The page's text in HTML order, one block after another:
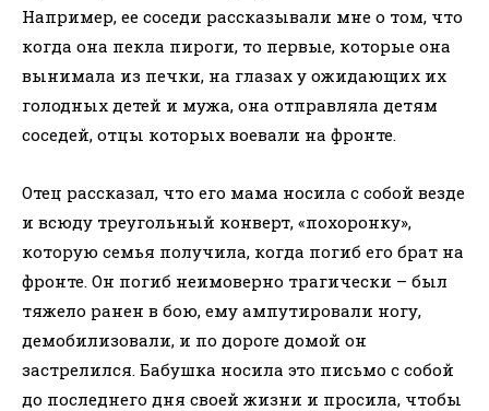
Например, ее соседи рассказывали мне о том, что
когда она пекла пироги, то первые, которые она
вынимала из печки, на глазах у ожидающих их
голодных детей и мужа, она отправляла детям
соседей, отцы которых воевали на фронте.
Отец рассказал, что его мама носила с собой везде
и всюду треугольный конверт, «похоронку»,
которую семья получила, когда погиб его брат на
фронте. Он погиб неимоверно трагически – был
тяжело ранен в бою, ему ампутировали ногу,
демобилизовали, и по дороге домой он
застрелился. Бабушка носила это письмо с собой
до последнего дня своей жизни и просила, чтобы